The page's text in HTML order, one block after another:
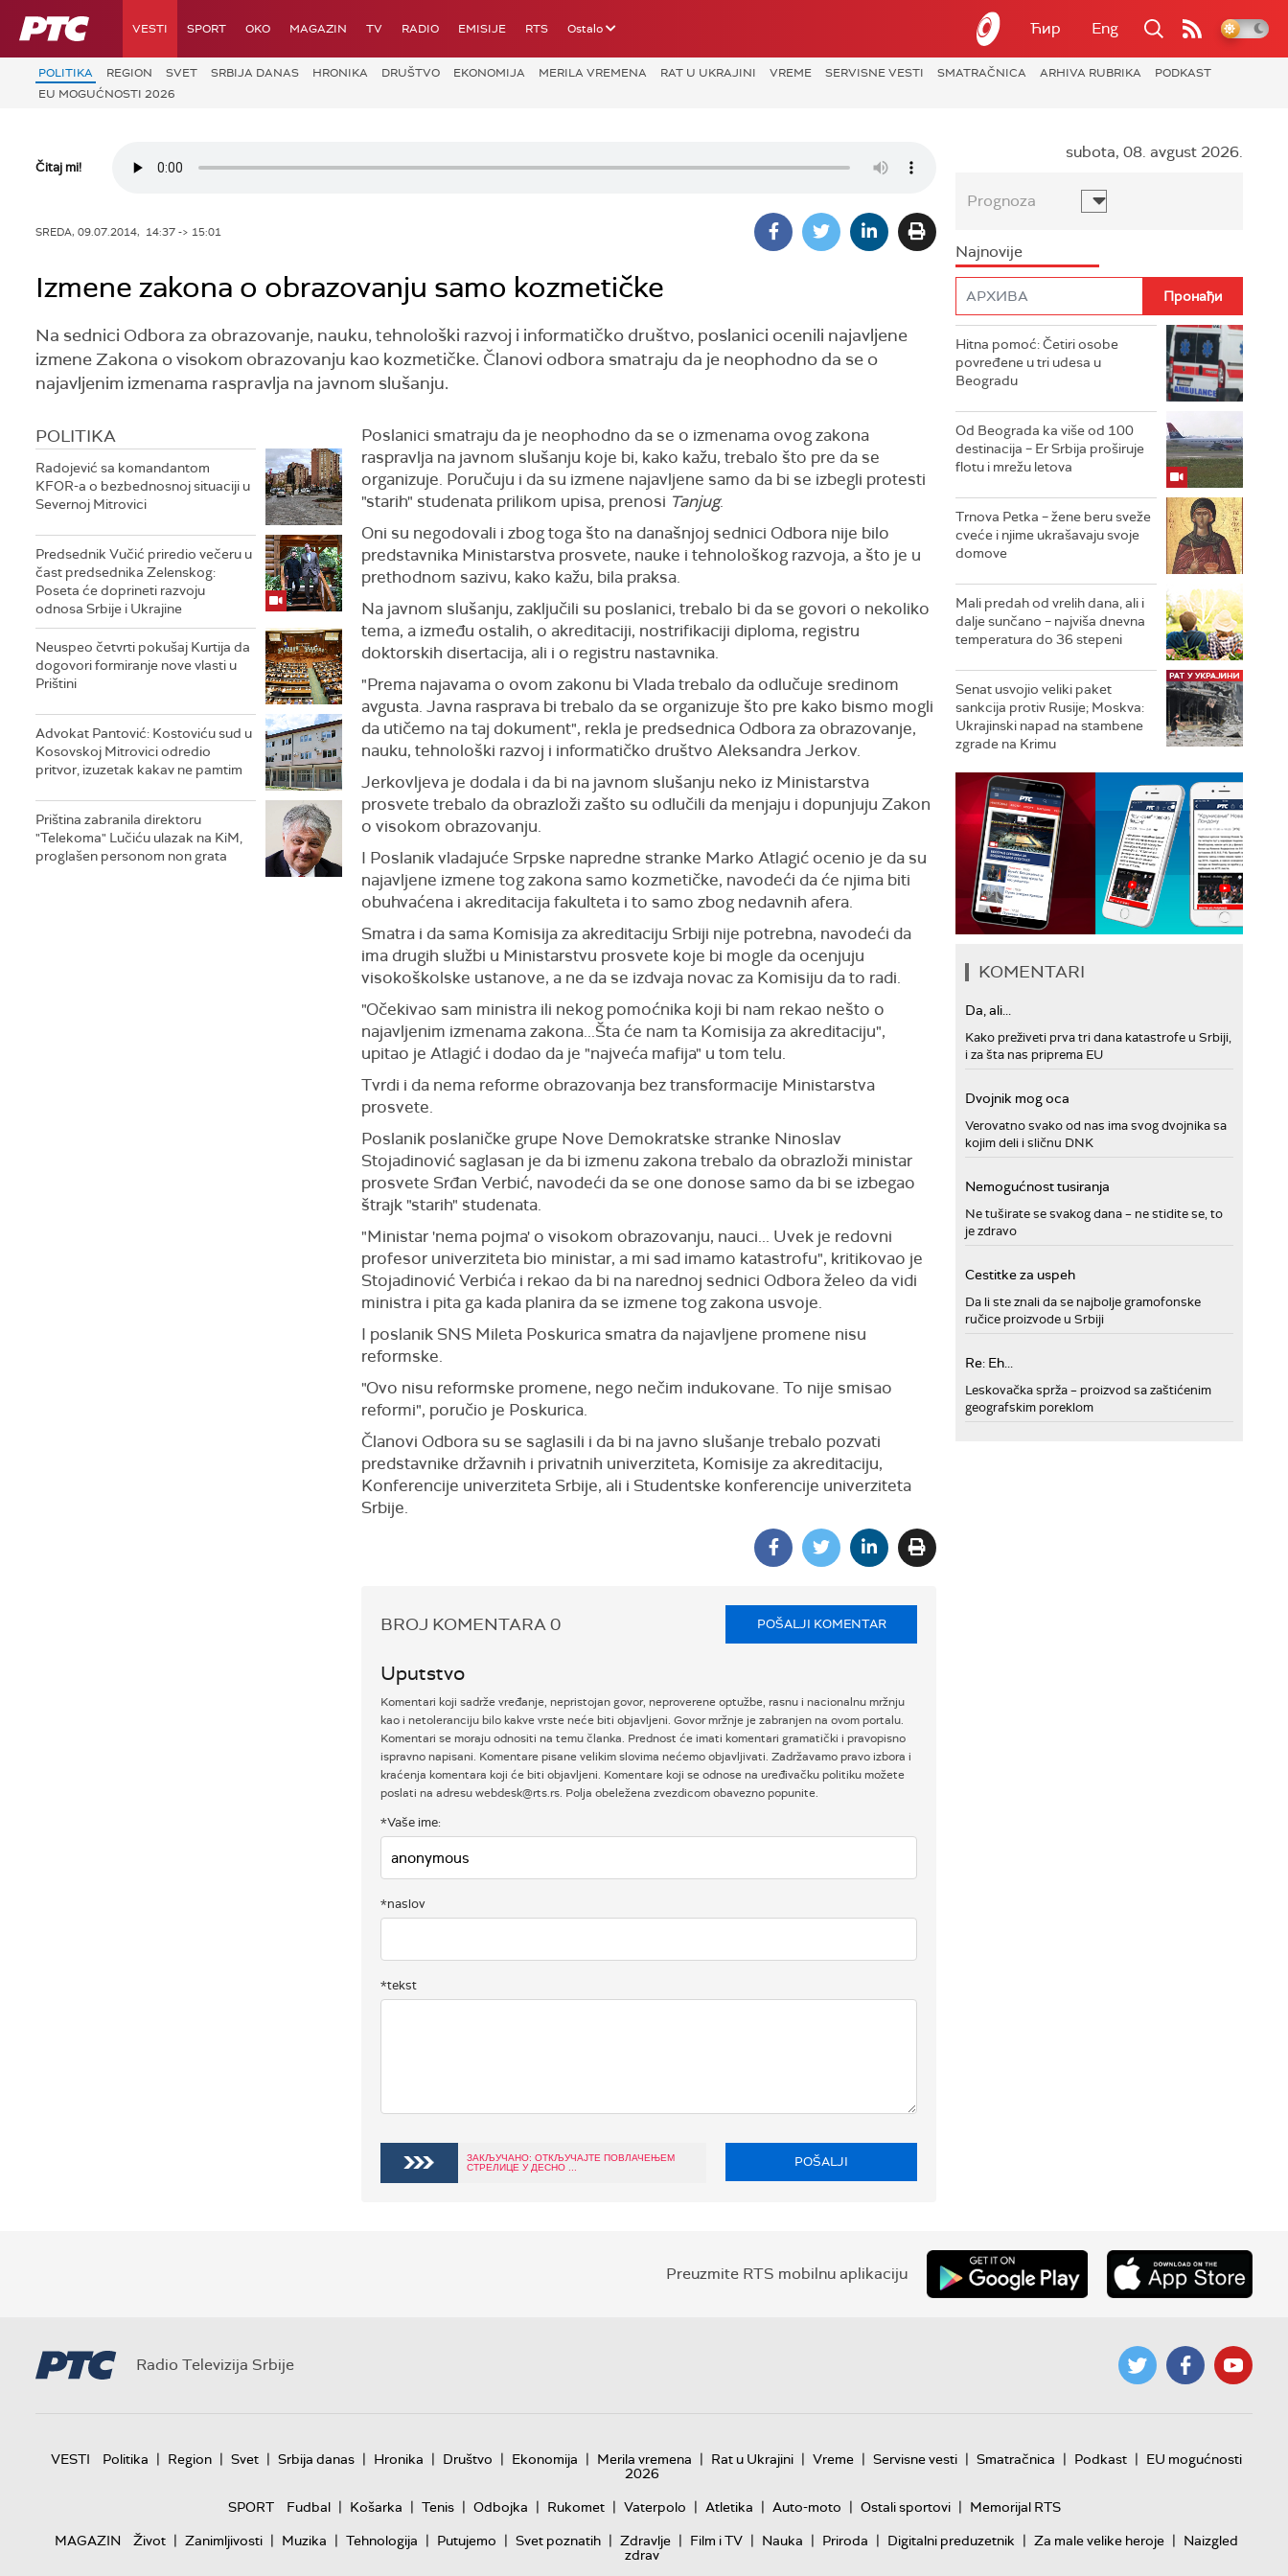
RTS VESTI SPORT OKO MAGAZIN TV RADIO EMISIJE RTS Ostalo Ћир Eng
POLITIKA REGION SVET SRBIJA DANAS HRONIKA DRUŠTVO EKONOMIJA MERILA VREMENA RAT U UKRAJINI VREME SERVISNE VESTI SMATRAČNICA ARHIVA RUBRIKA
PODKAST
EU MOGUĆNOSTI 2026
Čitaj mi!
SREDA, 09.07.2014, 14:37 -> 15:01
Izmene zakona o obrazovanju samo kozmetičke
Na sednici Odbora za obrazovanje, nauku, tehnološki razvoj i informatičko društvo, poslanici ocenili najavljene
izmene Zakona o visokom obrazovanju kao kozmetičke. Članovi odbora smatraju da je neophodno da se o
najavljenim izmenama raspravlja na javnom slušanju.
POLITIKA
Radojević sa komandantom
KFOR-a o bezbednosnoj situaciji u
Severnoj Mitrovici
Predsednik Vučić priredio večeru u
čast predsednika Zelenskog:
Poseta će doprineti razvoju
odnosa Srbije i Ukrajine
Neuspeo četvrti pokušaj Kurtija da
dogovori formiranje nove vlasti u
Prištini
Advokat Pantović: Kostoviću sud u
Kosovskoj Mitrovici odredio
pritvor, izuzetak kakav ne pamtim
Priština zabranila direktoru
"Telekoma" Lučiću ulazak na KiM,
proglašen personom non grata
Poslanici smatraju da je neophodno da se o izmenama ovog zakona
raspravlja na javnom slušanju koje bi, kako kažu, trebalo što pre da se
organizuje. Poručuju i da su izmene najavljene samo da bi se izbegli protesti
"starih" studenata prilikom upisa, prenosi Tanjug.
Oni su negodovali i zbog toga što na današnjoj sednici Odbora nije bilo
predstavnika Ministarstva prosvete, nauke i tehnološkog razvoja, a što je u
prethodnom sazivu, kako kažu, bila praksa.
Na javnom slušanju, zaključili su poslanici, trebalo bi da se govori o nekoliko
tema, a između ostalih, o akreditaciji, nostrifikaciji diploma, registru
doktorskih disertacija, ali i o registru nastavnika.
"Prema najavama o ovom zakonu bi Vlada trebalo da odlučuje sredinom
avgusta. Javna rasprava bi trebalo da se organizuje što pre kako bismo mogli
da utičemo na taj dokument", rekla je predsednica Odbora za obrazovanje,
nauku, tehnološki razvoj i informatičko društvo Aleksandra Jerkov.
Jerkovljeva je dodala i da bi na javnom slušanju neko iz Ministarstva
prosvete trebalo da obrazloži zašto su odlučili da menjaju i dopunjuju Zakon
o visokom obrazovanju.
I Poslanik vladajuće Srpske napredne stranke Marko Atlagić ocenio je da su
najavljene izmene tog zakona samo kozmetičke, navodeći da će njima biti
obuhvaćena i akreditacija fakulteta i to samo zbog nedavnih afera.
Smatra i da sama Komisija za akreditaciju Srbiji nije potrebna, navodeći da
ima drugih službi u Ministarstvu prosvete koje bi mogle da ocenjuju
visokoškolske ustanove, a ne da se izdvaja novac za Komisiju da to radi.
"Očekivao sam ministra ili nekog pomoćnika koji bi nam rekao nešto o
najavljenim izmenama zakona...Šta će nam ta Komisija za akreditaciju",
upitao je Atlagić i dodao da je "najveća mafija" u tom telu.
Tvrdi i da nema reforme obrazovanja bez transformacije Ministarstva
prosvete.
Poslanik poslaničke grupe Nove Demokratske stranke Ninoslav
Stojadinović saglasan je da bi izmenu zakona trebalo da obrazloži ministar
prosvete Srđan Verbić, navodeći da se one donose samo da bi se izbegao
štrajk "starih" studenata.
"Ministar 'nema pojma' o visokom obrazovanju, nauci... Uvek je redovni
profesor univerziteta bio ministar, a mi sad imamo katastrofu", kritikovao je
Stojadinović Verbića i rekao da bi na narednoj sednici Odbora želeo da vidi
ministra i pita ga kada planira da se izmene tog zakona usvoje.
I poslanik SNS Mileta Poskurica smatra da najavljene promene nisu
reformske.
"Ovo nisu reformske promene, nego nečim indukovane. To nije smisao
reformi", poručio je Poskurica.
Članovi Odbora su se saglasili i da bi na javno slušanje trebalo pozvati
predstavnike državnih i privatnih univerziteta, Komisije za akreditaciju,
Konferencije univerziteta Srbije, ali i Studentske konferencije univerziteta
Srbije.
BROJ KOMENTARA0 POŠALJI KOMENTAR
Uputstvo
Komentari koji sadrže vređanje, nepristojan govor, neproverene optužbe, rasnu i nacionalnu mržnju
kao i netoleranciju bilo kakve vrste neće biti objavljeni. Govor mržnje je zabranjen na ovom portalu.
Komentari se moraju odnositi na temu članka. Prednost će imati komentari gramatički i pravopisno
ispravno napisani. Komentare pisane velikim slovima nećemo objavljivati. Zadržavamo pravo izbora i
kraćenja komentara koji će biti objavljeni. Komentare koji se odnose na uređivačku politiku možete
poslati na adresu webdesk@rts.rs. Polja obeležena zvezdicom obavezno popunite.
*Vaše ime:
*naslov
*tekst
ЗАКЉУЧАНО: ОТКЉУЧАЈТЕ ПОВЛАЧЕЊЕМ
СТРЕЛИЦЕ У ДЕСНО ...
POŠALJI
subota, 08. avgust 2026.
Prognoza
Najnovije
Hitna pomoć: Četiri osobe
povređene u tri udesa u
Beogradu
Od Beograda ka više od 100
destinacija – Er Srbija proširuje
flotu i mrežu letova
Trnova Petka – žene beru sveže
cveće i njime ukrašavaju svoje
domove
Mali predah od vrelih dana, ali i
dalje sunčano – najviša dnevna
temperatura do 36 stepeni
Senat usvojio veliki paket
sankcija protiv Rusije; Moskva:
Ukrajinski napad na stambene
zgrade na Krimu
KOMENTARI
Da, ali...
Kako preživeti prva tri dana katastrofe u Srbiji,
i za šta nas priprema EU
Dvojnik mog oca
Verovatno svako od nas ima svog dvojnika sa
kojim deli i sličnu DNK
Nemogućnost tusiranja
Ne tuširate se svakog dana – ne stidite se, to
je zdravo
Cestitke za uspeh
Da li ste znali da se najbolje gramofonske
ručice proizvode u Srbiji
Re: Eh...
Leskovačka sprža – proizvod sa zaštićenim
geografskim poreklom
Preuzmite RTS mobilnu aplikaciju
Radio Televizija Srbije
VESTI Politika | Region | Svet | Srbija danas | Hronika | Društvo | Ekonomija | Merila vremena | Rat u Ukrajini | Vreme | Servisne vesti | Smatračnica | Podkast | EU mogućnosti
2026
SPORT
Fudbal | Košarka | Tenis | Odbojka | Rukomet | Vaterpolo | Atletika | Auto-moto | Ostali sportovi | Memorijal RTS
MAGAZIN
Život | Zanimljivosti | Muzika | Tehnologija | Putujemo | Svet poznatih | Zdravlje | Film i TV | Nauka | Priroda | Digitalni preduzetnik | Za male velike heroje | Naizgled
zdrav